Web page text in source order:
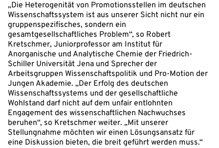
„Die Heterogenität von Promotionsstellen im deutschen
Wissenschaftssystem ist aus unserer Sicht nicht nur ein
gruppenspezifisches, sondern ein
gesamtgesellschaftliches Problem“, so Robert
Kretschmer, Juniorprofessor am Institut für
Anorganische und Analytische Chemie der Friedrich-
Schiller Universität Jena und Sprecher der
Arbeitsgruppen Wissenschaftspolitik und Pro-Motion der
Jungen Akademie. „Der Erfolg des deutschen
Wissenschaftssystems und der gesellschaftliche
Wohlstand darf nicht auf dem unfair entlohnten
Engagement des wissenschaftlichen Nachwuchses
beruhen“, so Kretschmer weiter. „Mit unserer
Stellungnahme möchten wir einen Lösungsansatz für
eine Diskussion bieten, die breit geführt werden muss.“